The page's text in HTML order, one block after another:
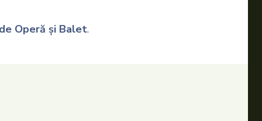
Operă și Balet.